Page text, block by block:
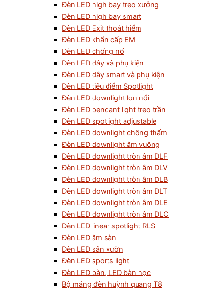
Đèn LED high bay treo xưởng
Đèn LED high bay smart
Đèn LED Exit thoát hiểm
Đèn LED khẩn cấp EM
Đèn LED chống nổ
Đèn LED dây và phụ kiện
Đèn LED dây smart và phụ kiện
Đèn LED tiêu điểm Spotlight
Đèn LED downlight lon nổi
Đèn LED pendant light treo trần
Đèn LED spotlight adjustable
Đèn LED downlight chống thấm
Đèn LED downlight âm vuông
Đèn LED downlight tròn âm DLF
Đèn LED downlight tròn âm DLV
Đèn LED downlight tròn âm DLB
Đèn LED downlight tròn âm DLT
Đèn LED downlight tròn âm DLE
Đèn LED downlight tròn âm DLC
Đèn LED linear spotlight RLS
Đèn LED âm sàn
Đèn LED sân vườn
Đèn LED sports light
Đèn LED bàn, LED bàn học
Bộ máng đèn huỳnh quang T8